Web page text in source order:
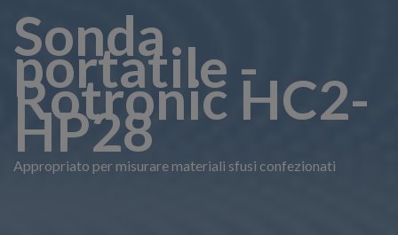
Sonda
portatile -
Rotronic HC2-
HP28
Appropriato per misurare materiali sfusi confezionati